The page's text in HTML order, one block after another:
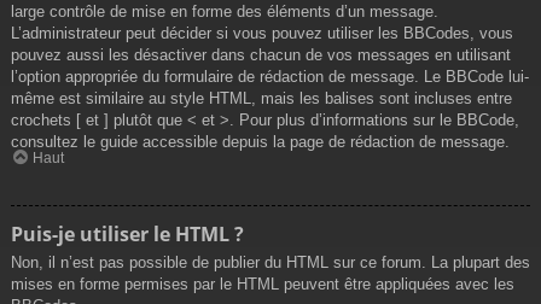
large contrôle de mise en forme des éléments d’un message.
L’administrateur peut décider si vous pouvez utiliser les BBCodes, vous
pouvez aussi les désactiver dans chacun de vos messages en utilisant
l’option appropriée du formulaire de rédaction de message. Le BBCode lui-
même est similaire au style HTML, mais les balises sont incluses entre
crochets [ et ] plutôt que < et >. Pour plus d’informations sur le BBCode,
consultez le guide accessible depuis la page de rédaction de message.
Haut
Puis-je utiliser le HTML ?
Non, il n’est pas possible de publier du HTML sur ce forum. La plupart des
mises en forme permises par le HTML peuvent être appliquées avec les